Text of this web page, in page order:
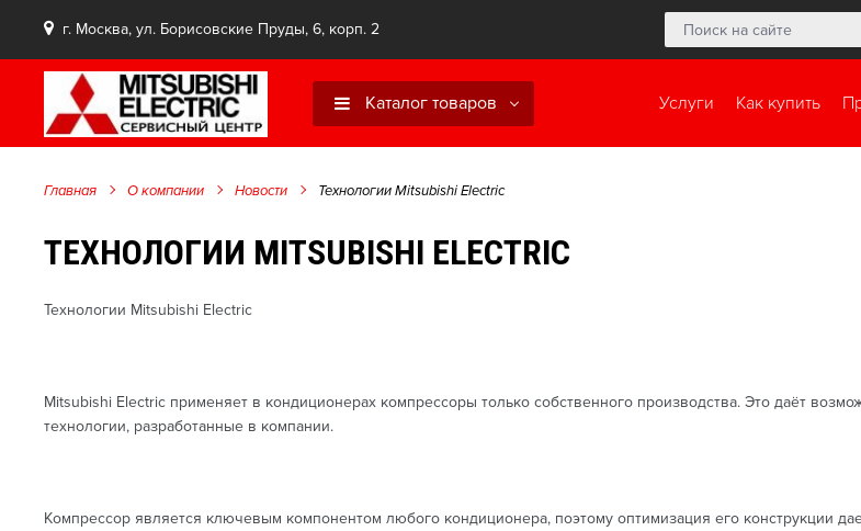
г. Москва, ул. Борисовские Пруды, 6, корп. 2
Услуги Как купить
Каталог товаров
Главная О компании Новости Технологии Mitsubishi Electric
ТЕХНОЛОГИИ MITSUBISHI ELECTRIC
Технологии Mitsubishi Electric
Mitsubishi Electric применяет в кондиционерах компрессоры только собственного производства. Это даёт
технологии, разработанные в компании.
Компрессор является ключевым компонентом любого кондиционера, поэтому оптимизация его конструкции